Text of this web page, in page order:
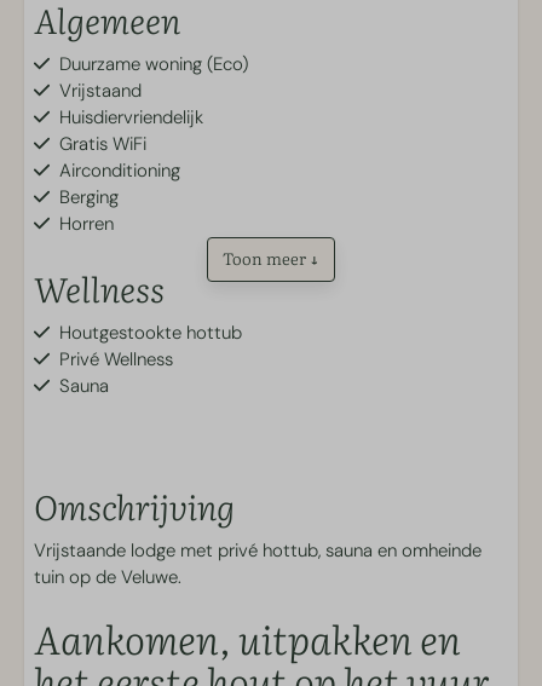
Algemeen
Duurzame woning (Eco)
Vrijstaand
Huisdiervriendelijk
Gratis WiFi
Airconditioning
Berging
Horren
Wellness
Houtgestookte hottub
Privé Wellness
Sauna
Inloopdouche
Buiten
Tuin
Terras
Toon meer ↓
Omschrijving
Vrijstaande lodge met privé hottub, sauna en omheinde
tuin op de Veluwe.
Aankomen, uitpakken en